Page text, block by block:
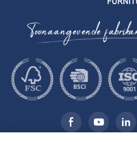
Toonaangevende